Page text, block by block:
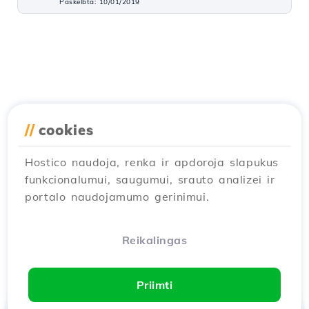
// cookies
Hostico naudoja, renka ir apdoroja slapukus
funkcionalumui, saugumui, srauto analizei ir
portalo naudojamumo gerinimui.
Reikalingas
Priimti